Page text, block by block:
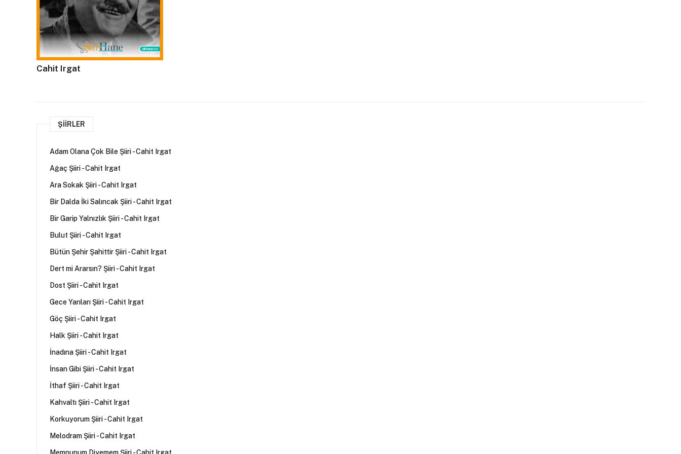
Cahit Irgat
ŞIIRLER
Adam Olana Çok Bile Şiiri - Cahit Irgat
Ağaç Şiiri - Cahit Irgat
Ara Sokak Şiiri - Cahit Irgat
Bir Dalda İki Salıncak Şiiri - Cahit Irgat
Bir Garip Yalnızlık Şiiri - Cahit Irgat
Bulut Şiiri - Cahit Irgat
Bütün Şehir Şahittir Şiiri - Cahit Irgat
Dert mi Ararsın? Şiiri - Cahit Irgat
Dost Şiiri - Cahit Irgat
Gece Yarıları Şiiri - Cahit Irgat
Göç Şiiri - Cahit Irgat
Halk Şiiri - Cahit Irgat
İnadına Şiiri - Cahit Irgat
İnsan Gibi Şiiri - Cahit Irgat
İthaf Şiiri - Cahit Irgat
Kahvaltı Şiiri - Cahit Irgat
Korkuyorum Şiiri - Cahit Irgat
Melodram Şiiri - Cahit Irgat